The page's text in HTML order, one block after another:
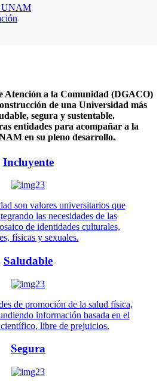
UNAM
Atención a la Comunidad (DGACO)
de una Universidad más
segura y sustentable.
entidades para acompañar a la
en su pleno desarrollo.
Incluyente
son valores universitarios que
las necesidades de las
de identidades culturales,
físicas y sexuales.
Saludable
de promoción de la salud física,
información basada en el
libre de prejuicios.
Segura